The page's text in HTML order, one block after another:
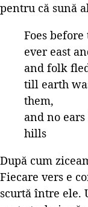
pentru că sună
Foes
ever east
and folk
till earth
them,
and no
hills
După cum
Fiecare vers e
scurtă între ele.